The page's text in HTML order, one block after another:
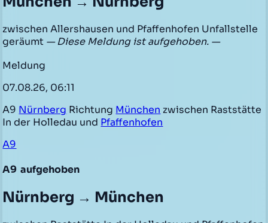
zwischen Allershausen und Pfaffenhofen Unfallstelle
geräumt — Diese Meldung ist aufgehoben. —
Meldung
07.08.26, 06:11
A9 Nürnberg Richtung München zwischen Raststätte
In der Holledau und Pfaffenhofen
A9
A9 aufgehoben
Nürnberg → München